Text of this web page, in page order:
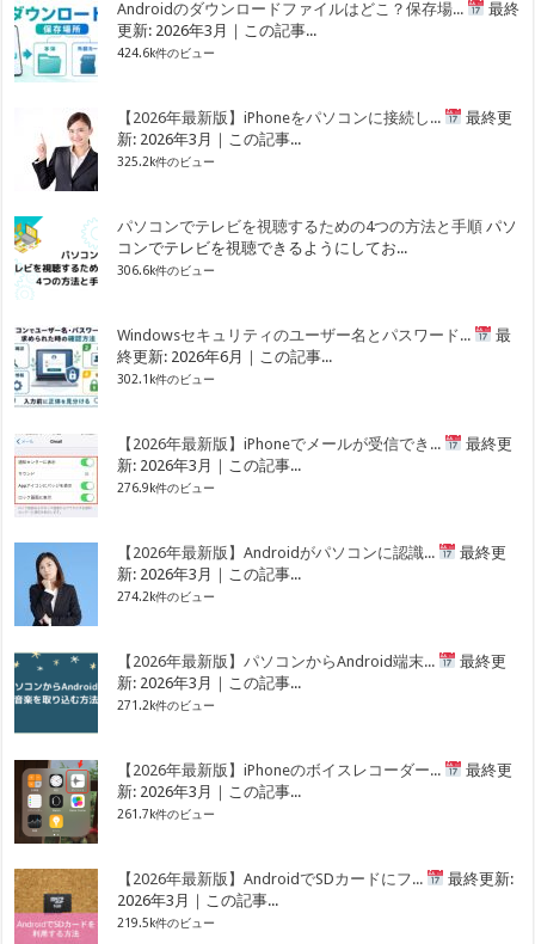
Androidのダウンロードファイルはどこ？保存場...
最終
更新: 2026年3月｜この記事...
424.6k件のビュー
【2026年最新版】iPhoneをパソコンに接続し...
最終更
新: 2026年3月｜この記事...
325.2k件のビュー
パソコンでテレビを視聴するための4つの方法と手順 パソ
コンでテレビを視聴できるようにしてお...
306.6k件のビュー
Windowsセキュリティのユーザー名とパスワード...
最
終更新: 2026年6月｜この記事...
302.1k件のビュー
【2026年最新版】iPhoneでメールが受信でき...
最終更
新: 2026年3月｜この記事...
276.9k件のビュー
【2026年最新版】Androidがパソコンに認識...
最終更
新: 2026年3月｜この記事...
274.2k件のビュー
【2026年最新版】パソコンからAndroid端末...
最終更
新: 2026年3月｜この記事...
271.2k件のビュー
【2026年最新版】iPhoneのボイスレコーダー...
最終更
新: 2026年3月｜この記事...
261.7k件のビュー
【2026年最新版】AndroidでSDカードにフ...
最終更新:
2026年3月｜この記事...
219.5k件のビュー